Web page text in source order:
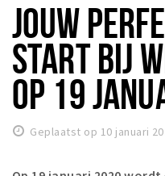
Eten
Drinken
Slapen
JOUW
START BIJ
OP 19
Geplaatst op 10 januari